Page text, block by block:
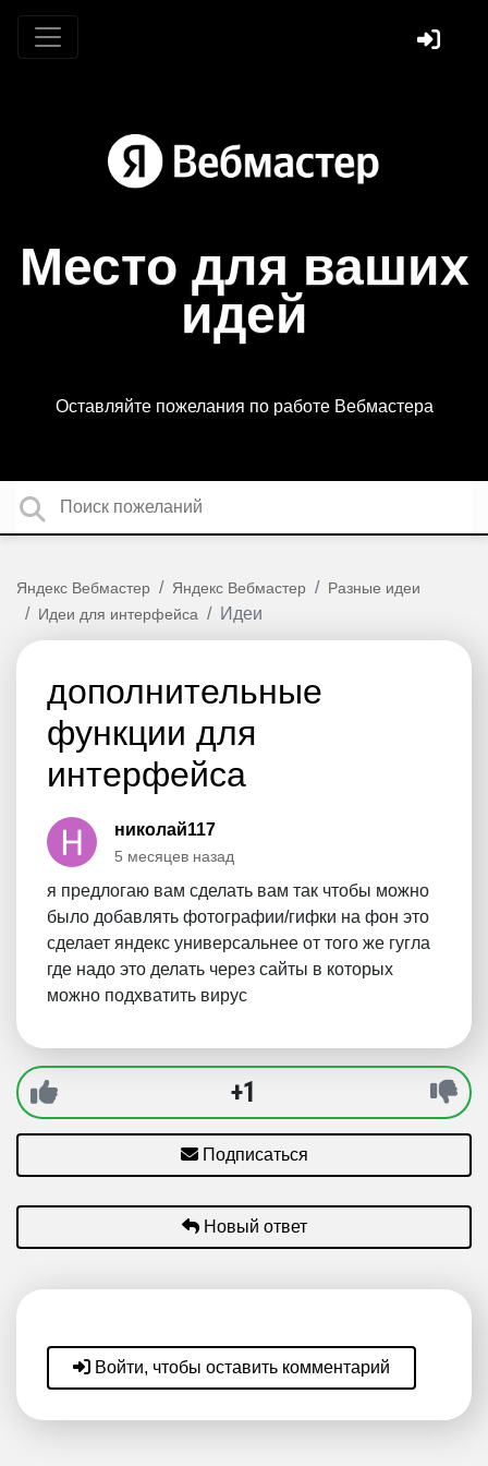
Место для ваших
идей
Оставляйте пожелания по работе Вебмастера
Яндекс Вебмастер Яндекс Вебмастер
Разные идеи
Идеи для интерфейса
Идеи
дополнительные
функции для
интерфейса
николай117
5 месяцев назад
я предлогаю вам сделать вам так чтобы можно
было добавлять фотографии/гифки на фон это
сделает яндекс универсальнее от того же гугла
где надо это делать через сайты в которых
можно подхватить вирус
+1
Подписаться
Новый ответ
Войти, чтобы оставить комментарий